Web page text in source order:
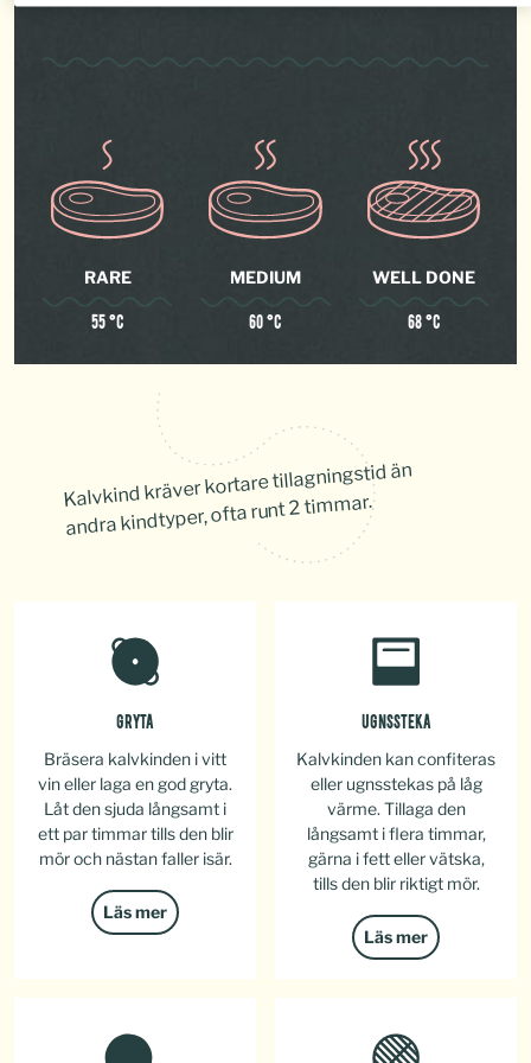
RARE
55 °C
MEDIUM
60 °C
WELL DONE
68 °C
Kalvkind kräver kortare tillagningstid än
andra kindtyper, ofta runt 2 timmar.
GRYTA
Bräsera kalvkinden i vitt
vin eller laga en god gryta.
Låt den sjuda långsamt i
ett par timmar tills den blir
mör och nästan faller isär.
Läs mer
UGNSSTEKA
Kalvkinden kan confiteras
eller ugnsstekas på låg
värme. Tillaga den
långsamt i flera timmar,
gärna i fett eller vätska,
tills den blir riktigt mör.
Läs mer